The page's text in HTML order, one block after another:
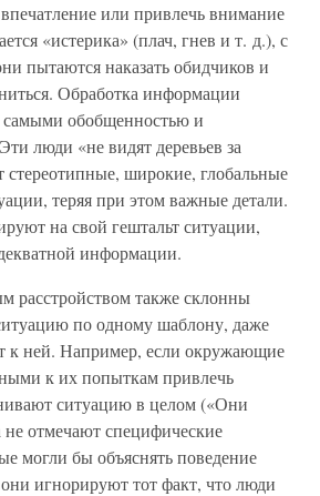
впечатление или привлечь внимание
«истерика» (плач, гнев и т. д.), с
пытаются наказать обидчиков и
Обработка информации
самыми обобщенностью и
люди «не видят деревьев за
широкие, глобальные
теряя при этом важные детали.
на свой гештальт ситуации,
информации.
расстройством также склонны
по одному шаблону, даже
к ней. Например, если окружающие
к их попыткам привлечь
ситуацию в целом («Они
не отмечают специфические
могли бы объяснять поведение
игнорируют тот факт, что люди